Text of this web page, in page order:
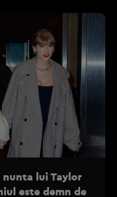
lui Taylor
este demn de